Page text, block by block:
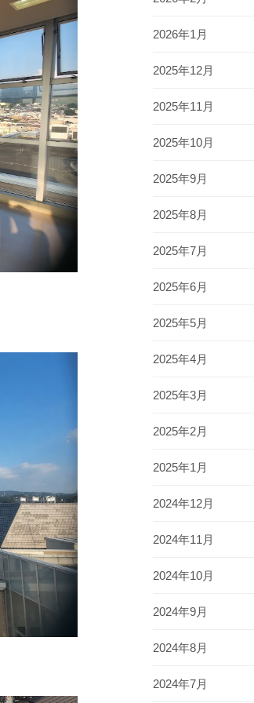
2026年1月
2025年12月
2025年11月
2025年10月
2025年9月
2025年8月
2025年7月
2025年6月
2025年5月
2025年4月
2025年3月
2025年2月
2025年1月
2024年12月
2024年11月
2024年10月
2024年9月
2024年8月
2024年7月